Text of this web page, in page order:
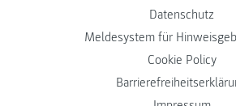
Datenschutz
Meldesystem für
Cookie Policy